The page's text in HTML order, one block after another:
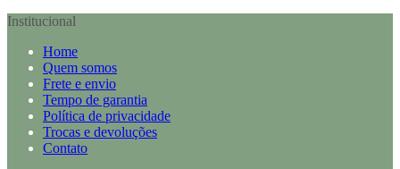
Institucional
Home
Quem somos
Frete e envio
Tempo de garantia
Política de privacidade
Trocas e devoluções
Contato